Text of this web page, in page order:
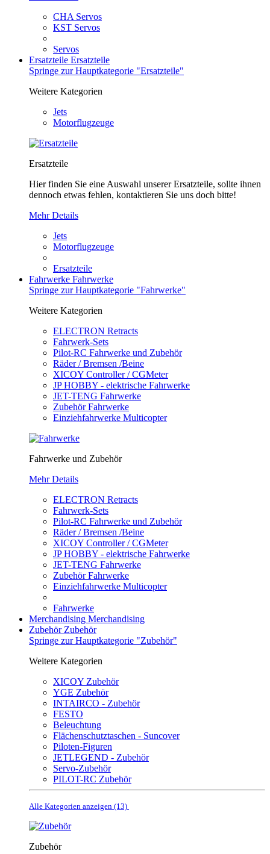
CHA Servos
KST Servos
Servos
Ersatzteile Ersatzteile
Springe zur Hauptkategorie "Ersatzteile"
Weitere Kategorien
Jets
Motorflugzeuge
Ersatzteile
Hier finden Sie eine Auswahl unserer Ersatzteile, sollte ihnen
dennoch etwas fehlen, kontaktieren Sie uns doch bitte!
Mehr Details
Jets
Motorflugzeuge
Ersatzteile
Fahrwerke Fahrwerke
Springe zur Hauptkategorie "Fahrwerke"
Weitere Kategorien
ELECTRON Retracts
Fahrwerk-Sets
Pilot-RC Fahrwerke und Zubehör
Räder / Bremsen /Beine
XICOY Controller / CGMeter
JP HOBBY - elektrische Fahrwerke
JET-TENG Fahrwerke
Zubehör Fahrwerke
Einziehfahrwerke Multicopter
Fahrwerke und Zubehör
Mehr Details
ELECTRON Retracts
Fahrwerk-Sets
Pilot-RC Fahrwerke und Zubehör
Räder / Bremsen /Beine
XICOY Controller / CGMeter
JP HOBBY - elektrische Fahrwerke
JET-TENG Fahrwerke
Zubehör Fahrwerke
Einziehfahrwerke Multicopter
Fahrwerke
Merchandising Merchandising
Zubehör Zubehör
Springe zur Hauptkategorie "Zubehör"
Weitere Kategorien
XICOY Zubehör
YGE Zubehör
INTAIRCO - Zubehör
FESTO
Beleuchtung
Flächenschutztaschen - Suncover
Piloten-Figuren
JETLEGEND - Zubehör
Servo-Zubehör
PILOT-RC Zubehör
Alle Kategorien anzeigen (13)
Zubehör